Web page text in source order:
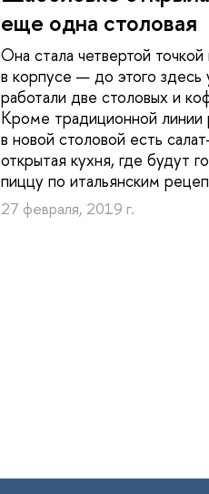
еще одна столовая
Она стала четвертой точкой
в корпусе — до этого здесь
работали две столовых и
Кроме традиционной линии
в новой столовой есть
открытая кухня, где будут
пиццу по итальянским
27 февраля, 2019 г.